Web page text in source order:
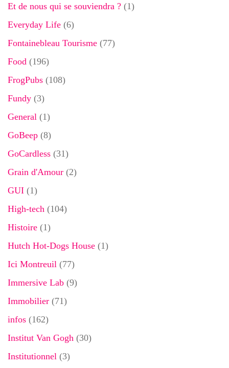
Et de nous qui se souviendra ? (1)
Everyday Life (6)
Fontainebleau Tourisme (77)
Food (196)
FrogPubs (108)
Fundy (3)
General (1)
GoBeep (8)
GoCardless (31)
Grain d'Amour (2)
GUI (1)
High-tech (104)
Histoire (1)
Hutch Hot-Dogs House (1)
Ici Montreuil (77)
Immersive Lab (9)
Immobilier (71)
infos (162)
Institut Van Gogh (30)
Institutionnel (3)